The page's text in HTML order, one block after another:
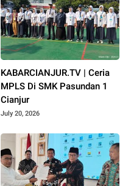
KABARCIANJUR.TV | Ceria
MPLS Di SMK Pasundan 1
Cianjur
July 20, 2026